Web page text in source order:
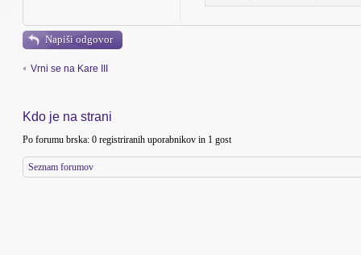
Napiši odgovor
Vrni se na Kare III
Kdo je na strani
Po forumu brska: 0 registriranih uporabnikov in 1 gost
Seznam forumov